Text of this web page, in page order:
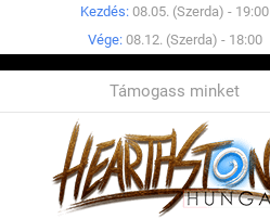
Kezdés: 08.05. (Szerda) - 19:00
Vége: 08.12. (Szerda) - 18:00
Támogass minket